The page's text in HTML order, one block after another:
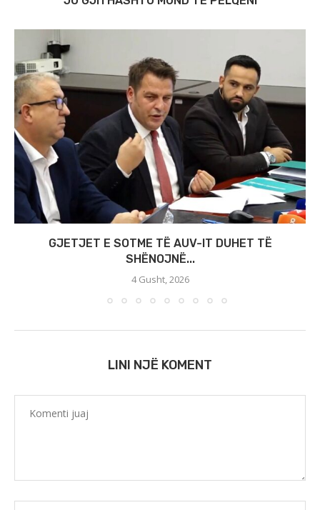
GJETJET E SOTME TË AUV-IT DUHET TË
SHËNOJNË...
4 Gusht, 2026
LINI NJË KOMENT